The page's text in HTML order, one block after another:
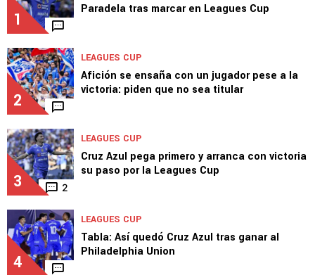
1
Paradela tras marcar en Leagues Cup
2
LEAGUES CUP
Afición se ensaña con un jugador pese a la
victoria: piden que no sea titular
3 2
LEAGUES CUP
Cruz Azul pega primero y arranca con victoria
su paso por la Leagues Cup
4
LEAGUES CUP
Tabla: Así quedó Cruz Azul tras ganar al
Philadelphia Union